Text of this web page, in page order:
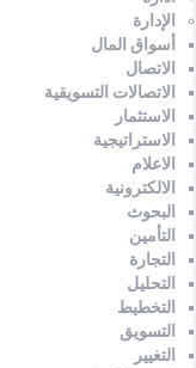
الإدارة
أسواق المال
الاتصال
الاتصالات التسويقية
الاستثمار
الاستراتيجية
الاعلام
الالكترونية
البحوث
التأمين
التجارة
التحليل
التخطيط
التسويق
التغيير